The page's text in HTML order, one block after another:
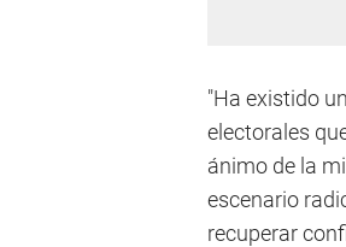
"Ha existido
electorales
ánimo de la
escenario
recuperar